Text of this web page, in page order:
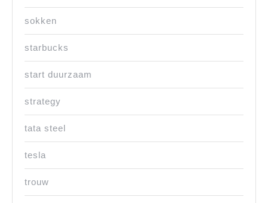
sokken
starbucks
start duurzaam
strategy
tata steel
tesla
trouw